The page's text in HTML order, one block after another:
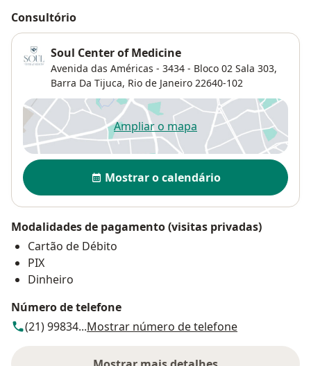
Consultório
Soul Center of Medicine
Avenida das Américas - 3434 - Bloco 02 Sala 303,
Barra Da Tijuca, Rio de Janeiro 22640-102
Ampliar o mapaabre num novo separador
Disponibilidade
Mostrar o calendário
Modalidades de pagamento (visitas privadas)
Cartão de Débito
PIX
Dinheiro
Número de telefone
(21) 99834...Mostrar número de telefone